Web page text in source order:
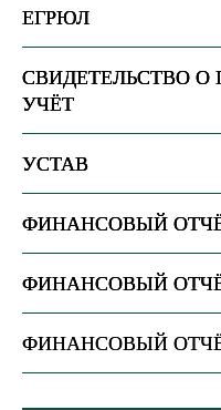
ЕГРЮЛ
СВИДЕТЕЛЬСТВО О
УЧЁТ
УСТАВ
ФИНАНСОВЫЙ
ФИНАНСОВЫЙ
ФИНАНСОВЫЙ